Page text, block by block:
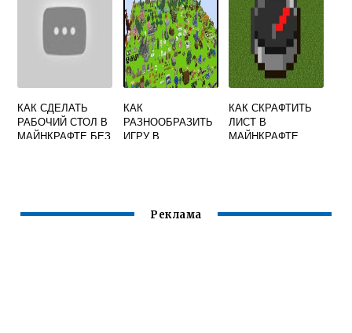
КАК СДЕЛАТЬ
РАБОЧИЙ СТОЛ В
МАЙНКРАФТЕ БЕЗ
КАК
РАЗНООБРАЗИТЬ
ИГРУ В
КАК СКРАФТИТЬ
ЛИСТ В
МАЙНКРАФТЕ
Реклама